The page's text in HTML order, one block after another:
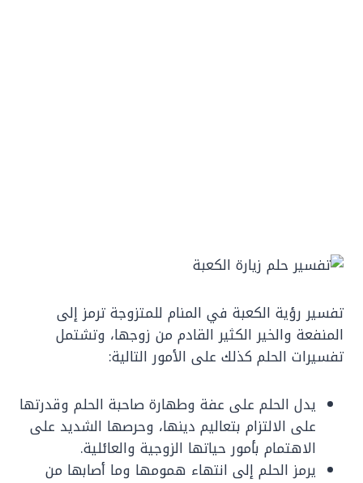
تفسير رؤية الكعبة في المنام للمتزوجة ترمز إلى
المنفعة والخير الكثير القادم من زوجها، وتشتمل
تفسيرات الحلم كذلك على الأمور التالية:
يدل الحلم على عفة وطهارة صاحبة الحلم وقدرتها
على الالتزام بتعاليم دينها، وحرصها الشديد على
الاهتمام بأمور حياتها الزوجية والعائلية.
يرمز الحلم إلى انتهاء همومها وما أصابها من